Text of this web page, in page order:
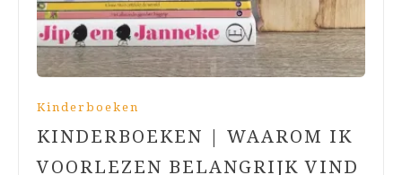
Kinderboeken
KINDERBOEKEN | WAAROM IK
VOORLEZEN BELANGRIJK VIND